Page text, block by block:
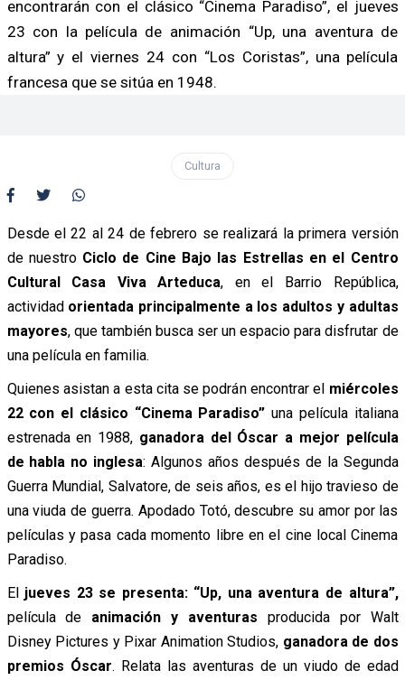
encontrarán con el clásico “Cinema Paradiso”, el jueves
23 con la película de animación “Up, una aventura de
altura” y el viernes 24 con “Los Coristas”, una película
francesa que se sitúa en 1948.
Cultura
Desde el 22 al 24 de febrero se realizará la primera versión
de nuestroCiclo de Cine Bajo las Estrellas en el Centro
Cultural Casa Viva Arteduca, en el Barrio República,
actividad orientada principalmente a los adultos y adultas
mayores, que también busca ser un espacio para disfrutar de
una película en familia.
Quienes asistan a esta cita se podrán encontrar el miércoles
22 con el clásico “Cinema Paradiso” una película italiana
estrenada en 1988, ganadora del Óscar a mejor película
de habla no inglesa: Algunos años después de la Segunda
Guerra Mundial, Salvatore, de seis años, es el hijo travieso de
una viuda de guerra. Apodado Totó, descubre su amor por las
películas y pasa cada momento libre en el cine local Cinema
Paradiso.
Eljueves 23 se presenta: “Up, una aventura de altura”,
película de animación y aventuras producida por Walt
Disney Pictures y Pixar Animation Studios, ganadora de dos
premios Óscar. Relata las aventuras de un viudo de edad